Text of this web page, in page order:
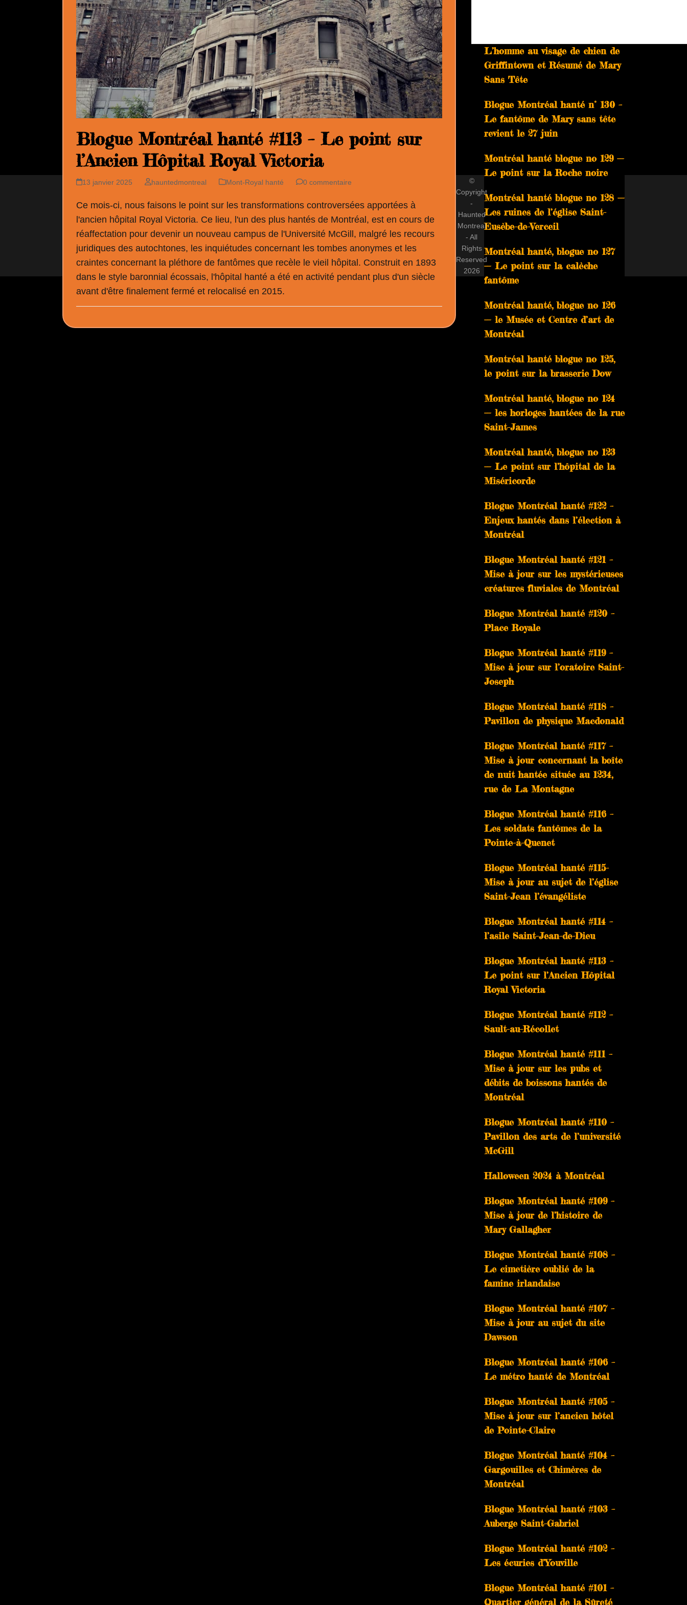
Blogue Montréal hanté #113 – Le point sur
l’Ancien Hôpital Royal Victoria
13 janvier 2025 hauntedmontreal Mont-Royal hanté 0 commentaire
Ce mois-ci, nous faisons le point sur les transformations controversées apportées à
l'ancien hôpital Royal Victoria. Ce lieu, l'un des plus hantés de Montréal, est en cours de
réaffectation pour devenir un nouveau campus de l'Université McGill, malgré les recours
juridiques des autochtones, les inquiétudes concernant les tombes anonymes et les
craintes concernant la pléthore de fantômes que recèle le vieil hôpital. Construit en 1893
dans le style baronnial écossais, l'hôpital hanté a été en activité pendant plus d'un siècle
avant d'être finalement fermé et relocalisé en 2015.
L’homme au visage de chien de
Griffintown et Résumé de Mary
Sans Tête
Blogue Montréal hanté n° 130 –
Le fantôme de Mary sans tête
revient le 27 juin
Montréal hanté blogue no 129 —
Le point sur la Roche noire
Montréal hanté blogue no 128 —
Les ruines de l’église Saint-
Eusèbe-de-Verceil
Montréal hanté, blogue no 127
— Le point sur la calèche
fantôme
Montréal hanté, blogue no 126
— le Musée et Centre d’art de
Montréal
Montréal hanté blogue no 125,
le point sur la brasserie Dow
Montréal hanté, blogue no 124
— les horloges hantées de la rue
Saint-James
Montréal hanté, blogue no 123
— Le point sur l’hôpital de la
Miséricorde
Blogue Montréal hanté #122 –
Enjeux hantés dans l’élection à
Montréal
Blogue Montréal hanté #121 –
Mise à jour sur les mystérieuses
créatures fluviales de Montréal
Blogue Montréal hanté #120 –
Place Royale
Blogue Montréal hanté #119 –
Mise à jour sur l’oratoire Saint-
Joseph
Blogue Montréal hanté #118 –
Pavillon de physique Macdonald
Blogue Montréal hanté #117 –
Mise à jour concernant la boîte
de nuit hantée située au 1234,
rue de La Montagne
Blogue Montréal hanté #116 –
Les soldats fantômes de la
Pointe-à-Quenet
Blogue Montréal hanté #115-
Mise à jour au sujet de l’église
Saint-Jean l’évangéliste
Blogue Montréal hanté #114 –
l’asile Saint-Jean-de-Dieu
Blogue Montréal hanté #113 –
Le point sur l’Ancien Hôpital
Royal Victoria
Blogue Montréal hanté #112 –
Sault-au-Récollet
Blogue Montréal hanté #111 –
Mise à jour sur les pubs et
débits de boissons hantés de
Montréal
Blogue Montréal hanté #110 –
Pavillon des arts de l’université
McGill
Halloween 2024 à Montréal
Blogue Montréal hanté #109 –
Mise à jour de l’histoire de
Mary Gallagher
Blogue Montréal hanté #108 –
Le cimetière oublié de la
famine irlandaise
Blogue Montréal hanté #107 –
Mise à jour au sujet du site
Dawson
Blogue Montréal hanté #106 –
Le métro hanté de Montréal
Blogue Montréal hanté #105 –
Mise à jour sur l’ancien hôtel
de Pointe-Claire
Blogue Montréal hanté #104 –
Gargouilles et Chimères de
Montréal
Blogue Montréal hanté #103 –
Auberge Saint-Gabriel
Blogue Montréal hanté #102 –
Les écuries d’Youville
Blogue Montréal hanté #101 –
Quartier général de la Sûreté
©
Copyright
-
Haunted
Montreal
- All
Rights
Reserved
2026